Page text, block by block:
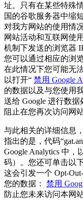
址。只有在某些特殊
国的谷歌服务器中缩
对我方网站的使用情
网站活动和互联网使
机制下发送的浏览器
您可以通过相应的浏
在此情况下您可能无
以打开“ 禁用 Google
的数据以及与您使用
送给 Google 进行数据
阻止在您再次访问网
与此相关的详细信息
指出的是，代码
Google Analytics 中，
码）。您还可单击以
这会引发一个 Opt-
您的数据： 禁用
防止您未来访问本网